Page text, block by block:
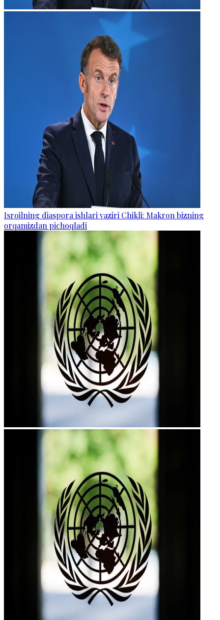
Isroilning diaspora ishlari vaziri Chikli: Makron bizning
orqamizdan pichoqladi